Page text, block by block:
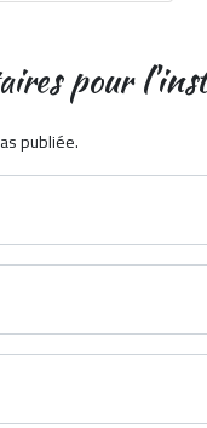
pour
publiée.